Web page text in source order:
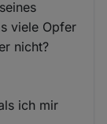
viele Opfer
nicht?
ich mir